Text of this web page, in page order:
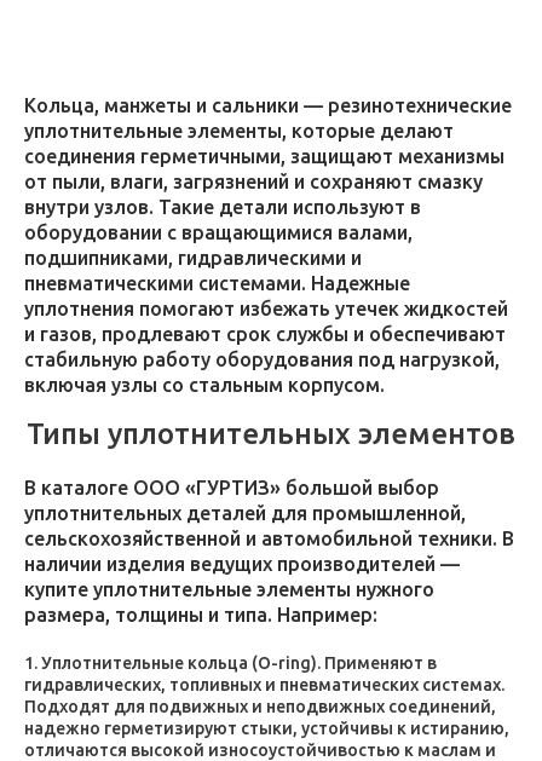
Кольца, манжеты и сальники — резинотехнические
уплотнительные элементы, которые делают
соединения герметичными, защищают механизмы
от пыли, влаги, загрязнений и сохраняют смазку
внутри узлов. Такие детали используют в
оборудовании с вращающимися валами,
подшипниками, гидравлическими и
пневматическими системами. Надежные
уплотнения помогают избежать утечек жидкостей
и газов, продлевают срок службы и обеспечивают
стабильную работу оборудования под нагрузкой,
включая узлы со стальным корпусом.
Типы уплотнительных элементов
В каталоге ООО «ГУРТИЗ» большой выбор
уплотнительных деталей для промышленной,
сельскохозяйственной и автомобильной техники. В
наличии изделия ведущих производителей —
купите уплотнительные элементы нужного
размера, толщины и типа. Например:
Уплотнительные кольца (O-ring). Применяют в
гидравлических, топливных и пневматических системах.
Подходят для подвижных и неподвижных соединений,
надежно герметизируют стыки, устойчивы к истиранию,
отличаются высокой износоустойчивостью к маслам и